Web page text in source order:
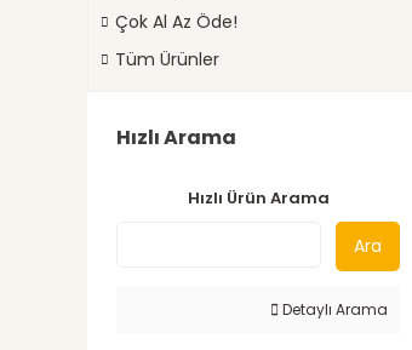
Çok Al Az Öde!
Tüm Ürünler
Hızlı Arama
Hızlı Ürün Arama
Ara
Detaylı Arama